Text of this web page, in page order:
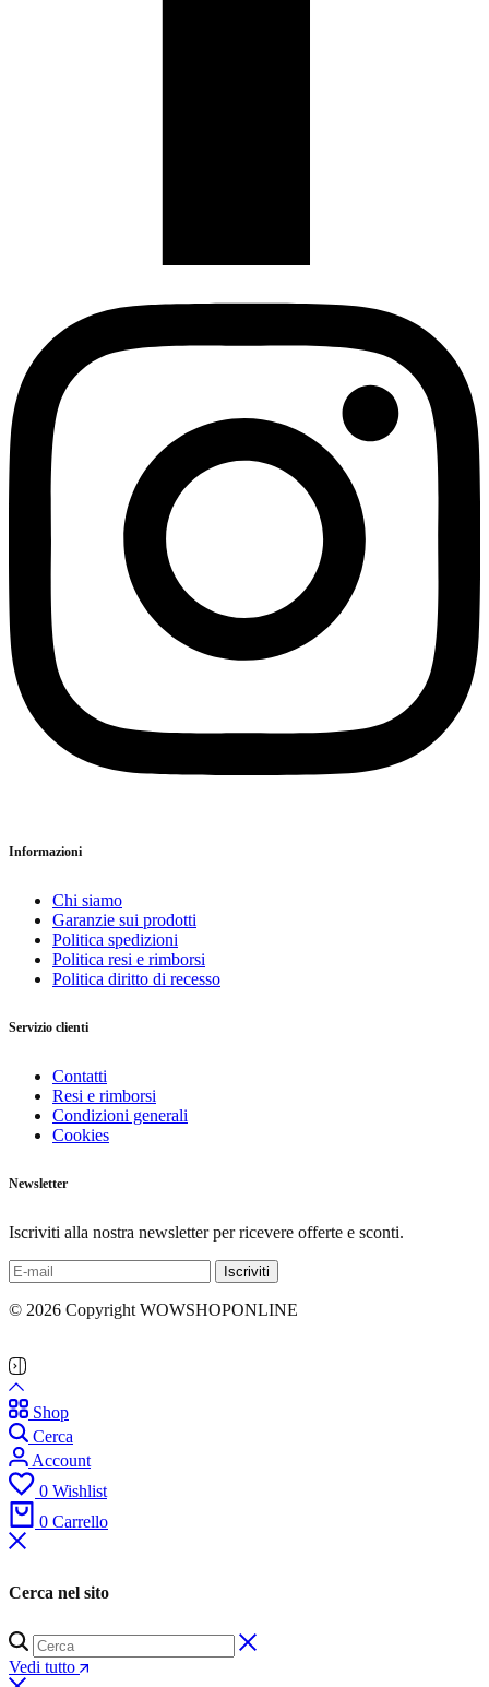
Informazioni
Chi siamo
Garanzie sui prodotti
Politica spedizioni
Politica resi e rimborsi
Politica diritto di recesso
Servizio clienti
Contatti
Resi e rimborsi
Condizioni generali
Cookies
Newsletter
Iscriviti alla nostra newsletter per ricevere offerte e sconti.
© 2026 Copyright WOWSHOPONLINE
Shop
Cerca
Account
0 Wishlist
0 Carrello
Cerca nel sito
Vedi tutto